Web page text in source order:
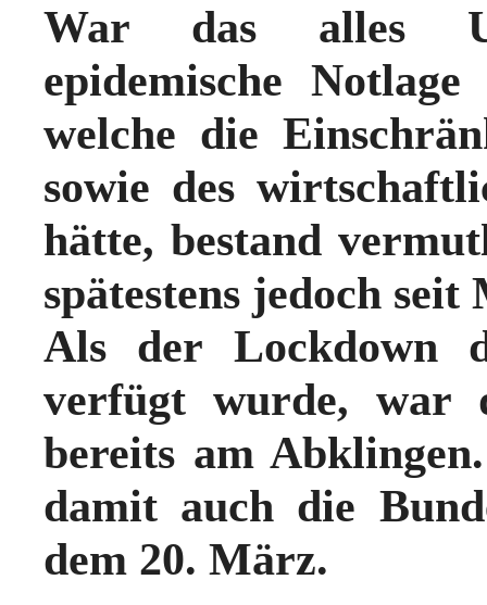
War das alles
epidemische
welche die
sowie des
hätte, bestand
spätestens jedoch
Als der Lockdown
verfügt wurde, war
bereits am
damit auch die
dem 20. März.